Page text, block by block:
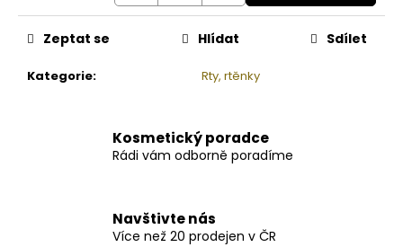
cena:
Kategorie: Rty, rtěnky
Zeptat se Hlídat Sdílet
Kosmetický poradce
Rádi vám odborně poradíme
Navštivte nás
Více než 20 prodejen v ČR